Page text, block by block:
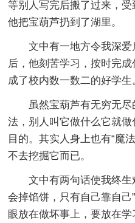
等别人写完后搬了过来，
他把宝葫芦扔到了湖里。
文中有一地方令我深
后，他刻苦学习，按时完
成了校内数一数二的好学生
虽然宝葫芦有无穷无
法，别人叫它做什么它就
目的。其实人身上也有“魔
不去挖掘它而已。
文中有两句话使我终
会掉馅饼，只有自己靠自己
眼放在做坏事上，要放在